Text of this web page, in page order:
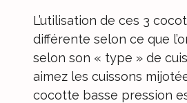
L’utilisation de ces 3
différente selon ce que
selon son « type » de
aimez les cuissons
cocotte basse pression